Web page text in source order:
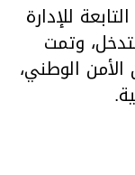
للإدارة
وتمت
الوطني،